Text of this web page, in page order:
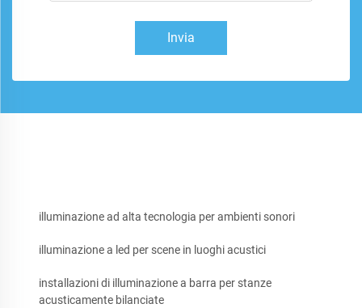
Invia
illuminazione ad alta tecnologia per ambienti sonori
illuminazione a led per scene in luoghi acustici
installazioni di illuminazione a barra per stanze
acusticamente bilanciate